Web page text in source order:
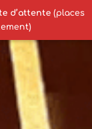
d’attente (places